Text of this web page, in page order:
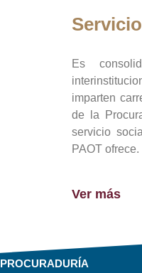
Es
imparten
de la
servicio
PAOT ofrece.
Ver más
PROCURADURÍA